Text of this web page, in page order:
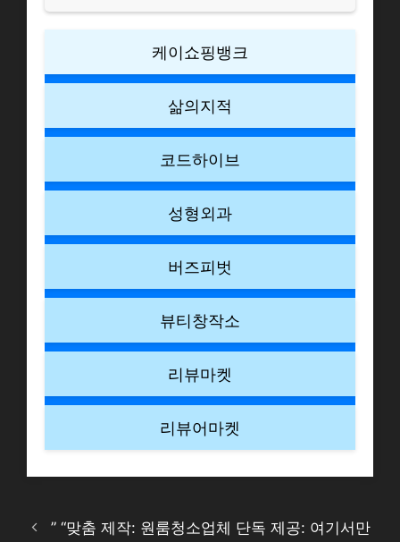
케이쇼핑뱅크
삶의지적
코드하이브
성형외과
버즈피벗
뷰티창작소
리뷰마켓
리뷰어마켓
” “맞춤 제작: 원룸청소업체 단독 제공: 여기서만